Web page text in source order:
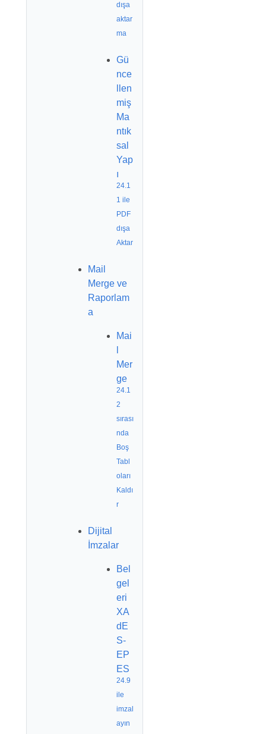
dışa
aktar
ma
Gü
nce
llen
miş
Ma
ntık
sal
Yap
ı
24.1
1 ile
PDF
dışa
Aktar
Mail
Merge ve
Raporlam
a
Mai
Mer
ge
24.1
2
sırası
nda
Boş
Tabl
oları
Kaldı
r
Dijital
İmzalar
Bel
gel
eri
XA
dE
S-
EP
ES
24.9
ile
imzal
ayın